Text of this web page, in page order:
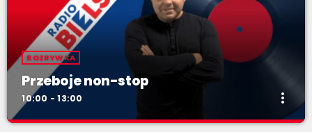
ROZRYWKA
Przeboje non-stop
10:00 - 13:00 more_vert